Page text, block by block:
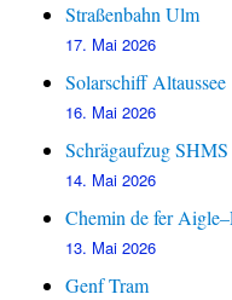
Straßenbahn Ulm
17. Mai 2026
Solarschiff Altaussee
16. Mai 2026
Schrägaufzug
14. Mai 2026
Chemin de fer
13. Mai 2026
Genf Tram